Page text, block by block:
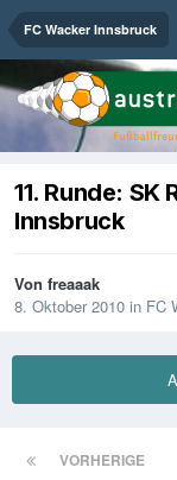
FC Wacker Innsbruck
11. Runde: SK
Innsbruck
Von freaaak
8. Oktober 2010 in FC
VORHERIGE